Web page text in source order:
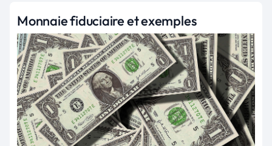
Monnaie fiduciaire et exemples